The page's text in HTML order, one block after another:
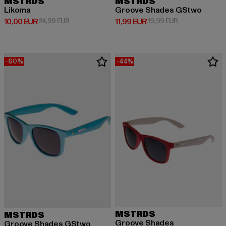
Likoma
10,00 EUR
Derzeitiger Preis: 10,00 EUR
24,99 EURAktionspreis: 24,99 EUR
Groove Shades GStwo
11,99 EUR
Derzeitiger Preis: 11,99 EUR
19,99 EURAktionspreis:
-60%
MSTRDS
-44%
MSTRDS
Groove Shades